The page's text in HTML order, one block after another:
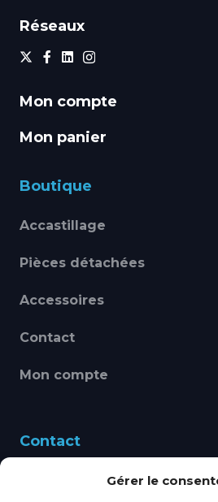
Gérer le
Réseaux
Mon compte
Mon panier
Boutique
Accastillage
Pièces détachées
Accessoires
Contact
Mon compte
Contact
460 Avenue Alain Le